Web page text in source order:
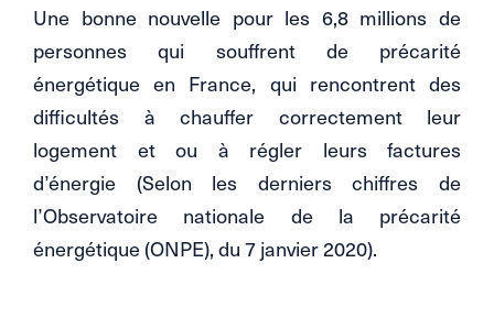
Une bonne nouvelle pour les 6,8 millions de
personnes qui souffrent de précarité
énergétique en France, qui rencontrent des
difficultés à chauffer correctement leur
logement et ou à régler leurs factures
d’énergie (Selon les derniers chiffres de
l’Observatoire nationale de la précarité
énergétique (ONPE), du 7 janvier 2020).